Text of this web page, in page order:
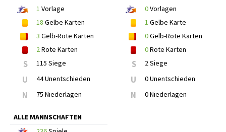
1 Vorlage
18 Gelbe Karten
3 Gelb-Rote Karten
2Rote Karten
S 115 Siege
U 44 Unentschieden
N 75 Niederlagen
0Vorlagen
1 Gelbe Karte
0Gelb-Rote Karten
0Rote Karten
S 2 Siege
U 0 Unentschieden
N 0 Niederlagen
ALLE MANNSCHAFTEN